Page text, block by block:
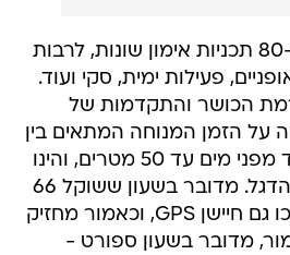
השעון תומך במעל ל-80 תכניות אימון שונות, לרבות
פעילות ימית, סקי ועוד.
הכושר והתקדמות של
על הזמן המנוחה המתאים בין
האימונים. השעון עמיד מפני מים עד 50 מטרים, והינו
הגרסה הקלה לשעון הדגל. מדובר בשעון ששוקל 66
גרם בלבד, וכולל בתוכו גם חיישן GPS, וכאמור מחזיק
כאמור, מדובר בשעון ספורט -